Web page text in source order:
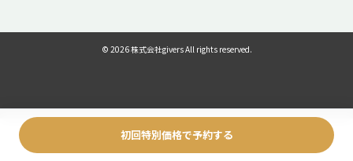
© 2026 株式会社givers All rights reserved.
初回特別価格で予約する